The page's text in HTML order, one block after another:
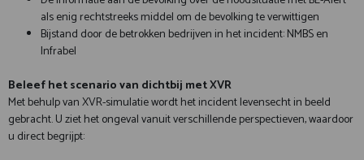
als enig rechtstreeks middel om de bevolking te verwittigen
Bijstand door de betrokken bedrijven in het incident: NMBS en
Infrabel
Beleef het scenario van dichtbij met XVR
Met behulp van XVR-simulatie wordt het incident levensecht in beeld
gebracht. U ziet het ongeval vanuit verschillende perspectieven, waardoor
u direct begrijpt: